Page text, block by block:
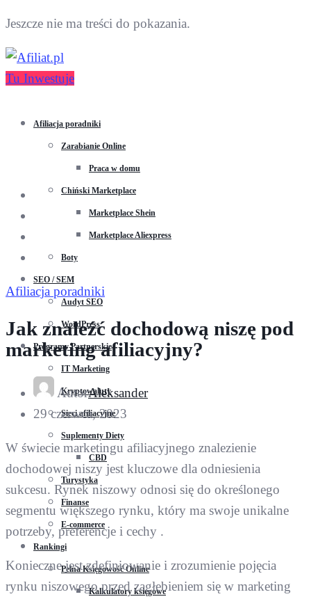
Jeszcze nie ma treści do pokazania.
Tu Inwestuje
Afiliacja poradniki
Zarabianie Online
Praca w domu
Chiński Marketplace
Marketplace Shein
Marketplace Aliexpress
Boty
SEO / SEM
Audyt SEO
WordPress
Programy Partnerskie
IT Marketing
Kryptowaluty
Sieci afiliacyjne
Suplementy Diety
CBD
Turystyka
Finanse
E-commerce
Rankingi
Pełna Księgowość Online
Kalkulatory księgowe
Afiliacja poradniki
Jak znaleźć dochodową niszę pod
marketing afiliacyjny?
AutorAleksander
29 czerwca, 2023
W świecie marketingu afiliacyjnego znalezienie
dochodowej niszy jest kluczowe dla odniesienia
sukcesu. Rynek niszowy odnosi się do określonego
segmentu większego rynku, który ma swoje unikalne
potrzeby, preferencje i cechy .
Konieczne jest zdefiniowanie i zrozumienie pojęcia
rynku niszowego przed zagłębieniem się w marketing